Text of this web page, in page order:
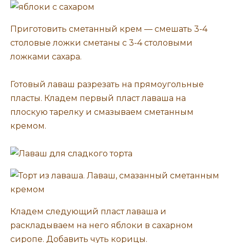
Приготовить сметанный крем — смешать 3-4
столовые ложки сметаны с 3-4 столовыми
ложками сахара.
Готовый лаваш разрезать на прямоугольные
пласты. Кладем первый пласт лаваша на
плоскую тарелку и смазываем сметанным
кремом.
Кладем следующий пласт лаваша и
раскладываем на него яблоки в сахарном
сиропе. Добавить чуть корицы.